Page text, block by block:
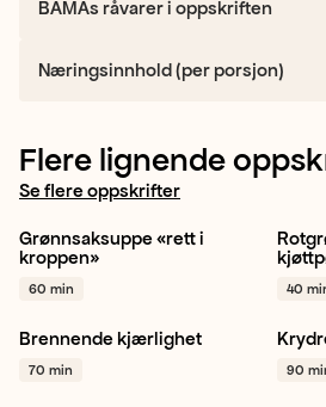
BAMAs råvarer i oppskriften
Næringsinnhold (per porsjon)
Flere lignende
Se flere oppskrifter
Gulrot Kålrot Potet
Grønnsaksuppe «rett i
kroppen»
60 min 40
Gulrot
Sellerirot
+ 1
Brennende kjærlighet
70 min 90